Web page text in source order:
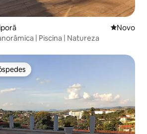
Novo
Novo
| Piscina | Natureza
dos hóspedes